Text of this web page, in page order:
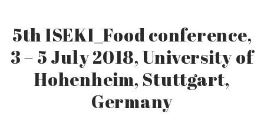
5th ISEKI_Food conference,
3 – 5 July 2018, University of
Hohenheim, Stuttgart,
Germany